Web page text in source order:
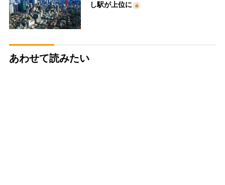
し駅が上位に
あわせて読みたい